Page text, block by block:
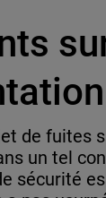
de fuites
un tel
sécurité